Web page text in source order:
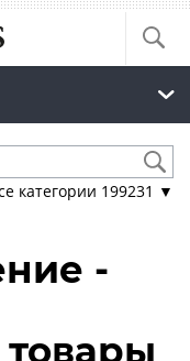
категории 199231 ▼
-